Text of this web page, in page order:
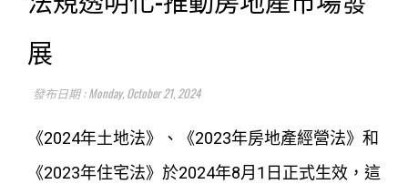
展
發布日期 : Monday, October 21, 2024
《2024年土地法》、《2023年房地產經營法》和
《2023年住宅法》於2024年8月1日正式生效，這